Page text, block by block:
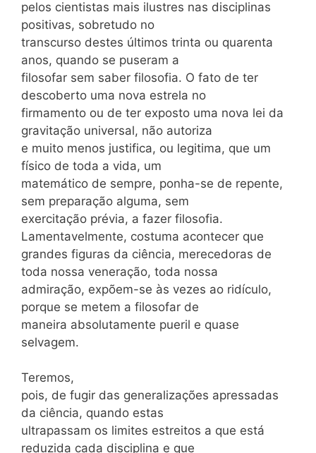
pelos cientistas mais ilustres nas disciplinas
positivas, sobretudo no
transcurso destes últimos trinta ou quarenta
anos, quando se puseram a
filosofar sem saber filosofia. O fato de ter
descoberto uma nova estrela no
firmamento ou de ter exposto uma nova lei da
gravitação universal, não autoriza
e muito menos justifica, ou legitima, que um
físico de toda a vida, um
matemático de sempre, ponha-se de repente,
sem preparação alguma, sem
exercitação prévia, a fazer filosofia.
Lamentavelmente, costuma acontecer que
grandes figuras da ciência, merecedoras de
toda nossa veneração, toda nossa
admiração, expõem-se às vezes ao ridículo,
porque se metem a filosofar de
maneira absolutamente pueril e quase
selvagem.
Teremos,
pois, de fugir das generalizações apressadas
da ciência, quando estas
ultrapassam os limites estreitos a que está
reduzida cada disciplina e que